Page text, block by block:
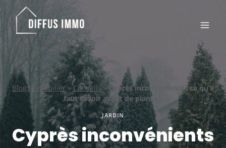
contenu
Blog immobilier »Conseils»Cyprès inconvénients : ce qu’il
faut savoir avant de planter.
JARDIN
Cyprès inconvénients